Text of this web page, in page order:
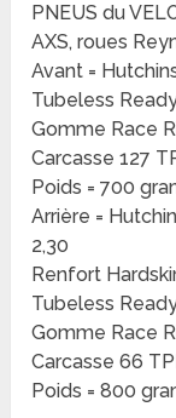
PNEUS du
AXS, roues
Avant =
Tubeless
Gomme Race
Carcasse 127
Poids = 700
Arrière =
2,30
Renfort
Tubeless
Gomme Race
Carcasse 66 TPI
Poids = 800